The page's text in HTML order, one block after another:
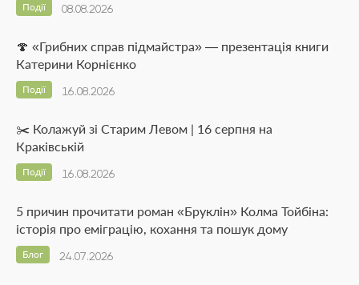
08.08.2026
Події
🍄 «Грибних справ підмайстра» — презентація книги
Катерини Корнієнко
16.08.2026
Події
✂️ Колажуй зі Старим Левом | 16 серпня на
Краківській
16.08.2026
Події
5 причин прочитати роман «Бруклін» Колма Тойбіна:
історія про еміграцію, кохання та пошук дому
24.07.2026
Блог